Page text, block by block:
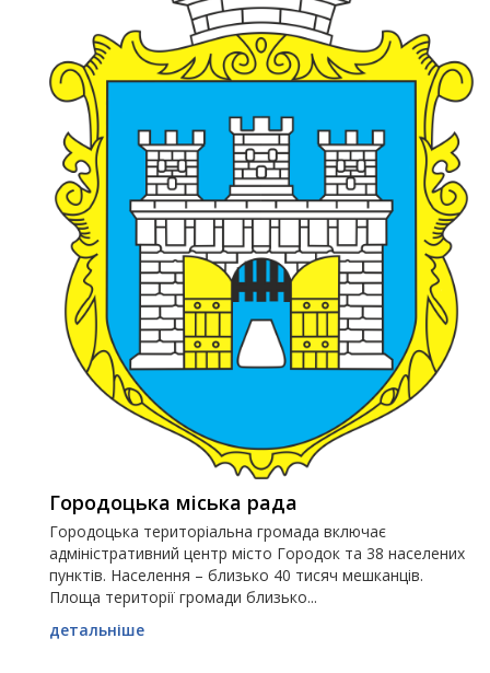
Городоцька міська рада
Городоцька територіальна громада включає
адміністративний центр місто Городок та 38 населених
пунктів. Населення – близько 40 тисяч мешканців.
Площа території громади близько...
детальніше